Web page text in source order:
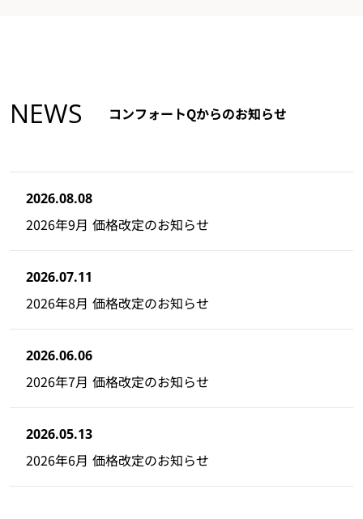
NEWS コンフォートQからのお知らせ
2026.08.08
2026年9月 価格改定のお知らせ
2026.07.11
2026年8月 価格改定のお知らせ
2026.06.06
2026年7月 価格改定のお知らせ
2026.05.13
2026年6月 価格改定のお知らせ